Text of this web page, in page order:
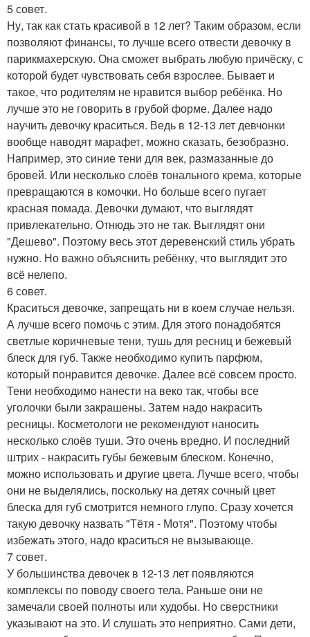
5 совет.
Ну, так как стать красивой в 12 лет? Таким образом, если
позволяют финансы, то лучше всего отвести девочку в
парикмахерскую. Она сможет выбрать любую причёску, с
которой будет чувствовать себя взрослее. Бывает и
такое, что родителям не нравится выбор ребёнка. Но
лучше это не говорить в грубой форме. Далее надо
научить девочку краситься. Ведь в 12-13 лет девчонки
вообще наводят марафет, можно сказать, безобразно.
Например, это синие тени для век, размазанные до
бровей. Или несколько слоёв тонального крема, которые
превращаются в комочки. Но больше всего пугает
красная помада. Девочки думают, что выглядят
привлекательно. Отнюдь это не так. Выглядят они
"Дешево". Поэтому весь этот деревенский стиль убрать
нужно. Но важно объяснить ребёнку, что выглядит это
всё нелепо.
6 совет.
Краситься девочке, запрещать ни в коем случае нельзя.
А лучше всего помочь с этим. Для этого понадобятся
светлые коричневые тени, тушь для ресниц и бежевый
блеск для губ. Также необходимо купить парфюм,
который понравится девочке. Далее всё совсем просто.
Тени необходимо нанести на веко так, чтобы все
уголочки были закрашены. Затем надо накрасить
ресницы. Косметологи не рекомендуют наносить
несколько слоёв туши. Это очень вредно. И последний
штрих - накрасить губы бежевым блеском. Конечно,
можно использовать и другие цвета. Лучше всего, чтобы
они не выделялись, поскольку на детях сочный цвет
блеска для губ смотрится немного глупо. Сразу хочется
такую девочку назвать "Тётя - Мотя". Поэтому чтобы
избежать этого, надо краситься не вызывающе.
7 совет.
У большинства девочек в 12-13 лет появляются
комплексы по поводу своего тела. Раньше они не
замечали своей полноты или худобы. Но сверстники
указывают на это. И слушать это неприятно. Сами дети,